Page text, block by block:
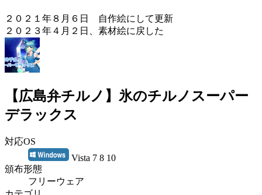
２０２１年８月６日 自作絵にして更新
２０２３年４月２日、素材絵に戻した
【広島弁チルノ】氷のチルノスーパー
デラックス
対応OS
Vista 7 8 10
頒布形態
フリーウェア